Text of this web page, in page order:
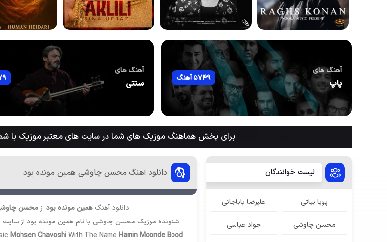
آهنگ های
پاپ 5749 آهنگ
آهنگ های
سنتی 179
برای پخش هماهنگ موزیک های شما در سایت های معتبر موزیک با
دانلود آهنگ محسن چاوشی همین مونده بود
دانلود آهنگ همین مونده بود ازمحسن
شنونده موزیک محسن چاوشی با نام همین مونده بود از سایت
Mohsen ChavoshiWith The Name Hamin Moonde Bood
لیست خوانندگان
پویا بیاتی علیرضا باباجانی
محسن چاوشی جواد عباسی